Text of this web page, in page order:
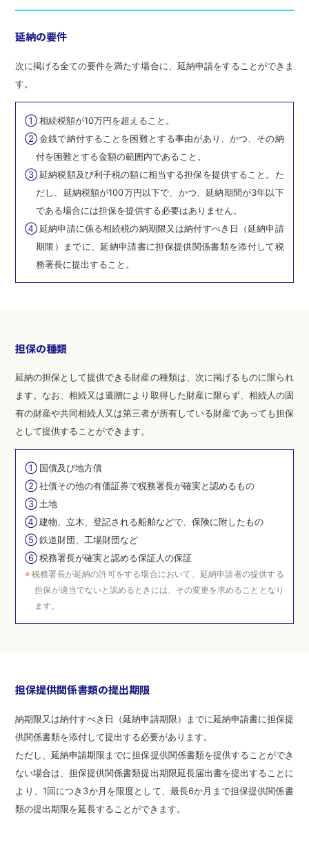
延納の要件
次に掲げる全ての要件を満たす場合に、延納申請をすることができま
す。
①相続税額が10万円を超えること。
②金銭で納付することを困難とする事由があり、かつ、その納
付を困難とする金額の範囲内であること。
③延納税額及び利子税の額に相当する担保を提供すること。た
だし、延納税額が100万円以下で、かつ、延納期間が3年以下
である場合には担保を提供する必要はありません。
④延納申請に係る相続税の納期限又は納付すべき日（延納申請
期限）までに、延納申請書に担保提供関係書類を添付して税
務署長に提出すること。
担保の種類
延納の担保として提供できる財産の種類は、次に掲げるものに限られ
ます。なお、相続又は遺贈により取得した財産に限らず、相続人の固
有の財産や共同相続人又は第三者が所有している財産であっても担保
として提供することができます。
① 国債及び地方債
②社債その他の有価証券で税務署長が確実と認めるもの
③ 土地
④建物、立木、登記される船舶などで、保険に附したもの
⑤鉄道財団、工場財団など
⑥税務署長が確実と認める保証人の保証
※ 税務署長が延納の許可をする場合において、延納申請者の提供する
担保が適当でないと認めるときには、その変更を求めることとなり
ます。
担保提供関係書類の提出期限
納期限又は納付すべき日（延納申請期限）までに延納申請書に担保提
供関係書類を添付して提出する必要があります。
ただし、延納申請期限までに担保提供関係書類を提供することができ
ない場合は、担保提供関係書類提出期限延長届出書を提出することに
より、1回につき3か月を限度として、最長6か月まで担保提供関係書
類の提出期限を延長することができます。